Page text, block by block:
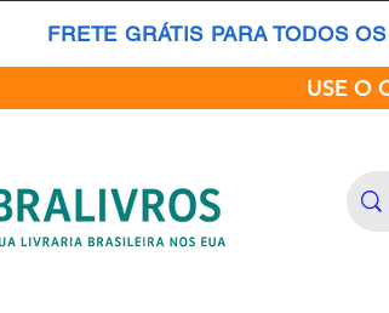
FRETE GRÁTIS PARA TODOS
USE O